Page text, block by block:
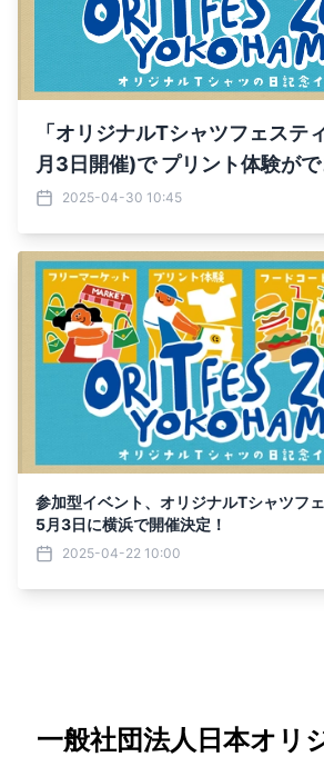
「オリジナルTシャツフェス
月3日開催)で プリント体験が
4種類を公開！
2025-04-30 10:45
参加型イベント、オリジナルTシャツフ
5月3日に横浜で開催決定！
2025-04-22 10:00
一般社団法人日本オリ